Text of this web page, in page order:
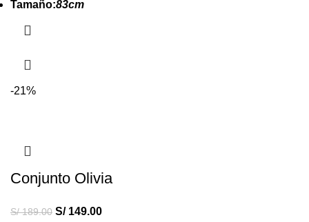
Tamaño:83cm
-21%
Conjunto Olivia
S/189.00 S/149.00